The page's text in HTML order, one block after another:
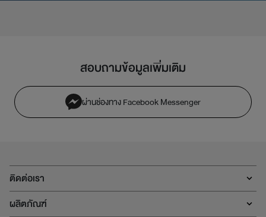
สอบถามข้อมูลเพิ่มเติม
ผ่านช่องทาง Facebook Messenger
ติดต่อเรา
ผลิตภัณฑ์